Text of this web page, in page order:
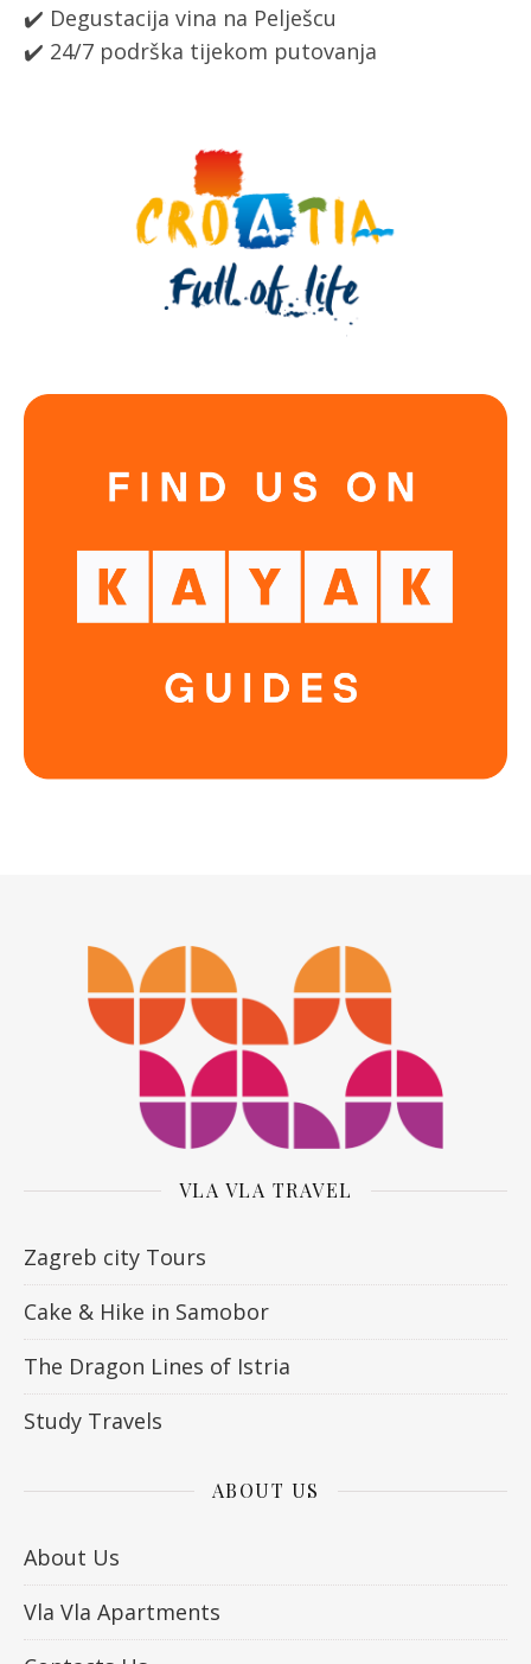
✔️ Degustacija vina na Pelješcu
✔️ 24/7 podrška tijekom putovanja
VLA VLA TRAVEL
Zagreb city Tours
Cake & Hike in Samobor
The Dragon Lines of Istria
Study Travels
ABOUT US
About Us
Vla Vla Apartments